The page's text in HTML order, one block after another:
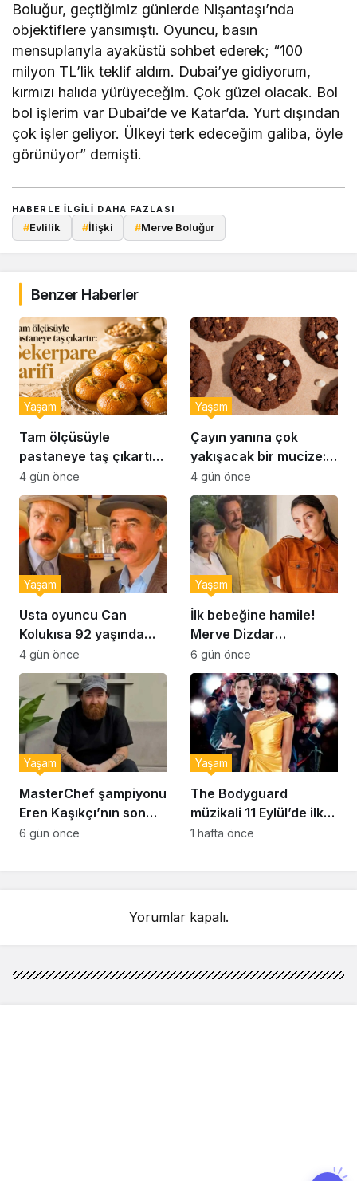
Boluğur, geçtiğimiz günlerde Nişantaşı’nda
objektiflere yansımıştı. Oyuncu, basın
mensuplarıyla ayaküstü sohbet ederek; “100
milyon TL’lik teklif aldım. Dubai’ye gidiyorum,
kırmızı halıda yürüyeceğim. Çok güzel olacak. Bol
bol işlerim var Dubai’de ve Katar’da. Yurt dışından
çok işler geliyor. Ülkeyi terk edeceğim galiba, öyle
görünüyor” demişti.
HABERLE ILGILI DAHA FAZLASI
#Evlilik #İlişki #Merve Boluğur
Benzer Haberler
Tam ölçüsüyle
pastaneye taş çıkartır:
Şekerpare tarifi
Yaşam
4 gün önce
Çayın yanına çok
yakışacak bir mucize:
Brownie tadında ıslak
kurabiye tarifi…
Yaşam
4 gün önce
Usta oyuncu Can
Kolukısa 92 yaşında
hayatını kaybetti
Yaşam
4 gün önce
İlk bebeğine hamile!
Merve Dizdar
sessizliğini bozdu: ‘İsim
bulmak çok zor’
Yaşam
6 gün önce
MasterChef şampiyonu
Eren Kaşıkçı’nın son
anlarındaki kahreden
Yaşam
6 gün önce
The Bodyguard
müzikali 11 Eylül’de ilk
kez Türkiye’de
Yaşam
1 hafta önce
Yorumlar kapalı.